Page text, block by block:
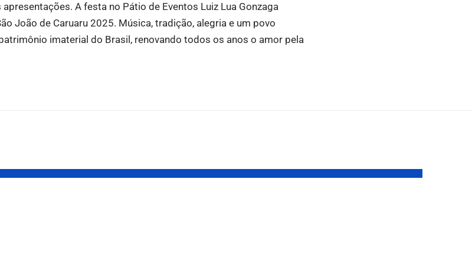
A festa no Pátio de Eventos Luiz Lua Gonzaga
João de Caruaru 2025. Música, tradição, alegria e um povo
imaterial do Brasil, renovando todos os anos o amor pela